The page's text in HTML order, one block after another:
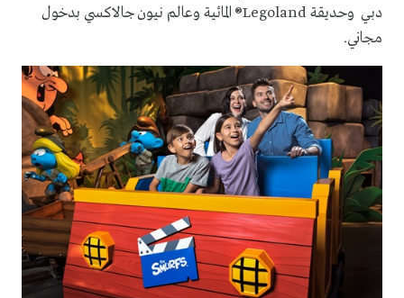
دبي وحديقة Legoland® المائية وعالم نيون جالاكسي بدخول
مجاني.